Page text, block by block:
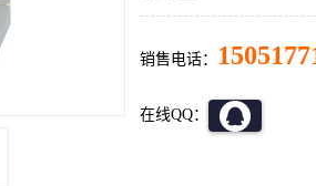
销售电话：
在线QQ：